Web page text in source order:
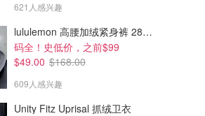
+美体仪
多维面膜仪+生发头盔
价值$1829.98=8.1折
CurrentBody
621人感兴趣
lululemon 高腰加绒紧身裤 28"≈71cm 5个口袋
码全！史低价，之前$99
$49.00 $168.00
609人感兴趣
Unity Fitz Uprisal 抓绒卫衣